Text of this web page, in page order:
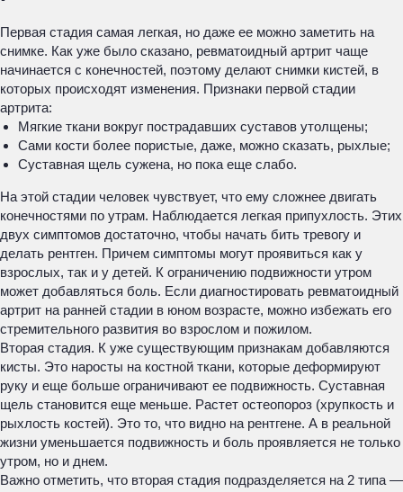
Первая стадия самая легкая, но даже ее можно заметить на
снимке. Как уже было сказано, ревматоидный артрит чаще
начинается с конечностей, поэтому делают снимки кистей, в
которых происходят изменения. Признаки первой стадии
артрита:
Мягкие ткани вокруг пострадавших суставов утолщены;
Сами кости более пористые, даже, можно сказать, рыхлые;
Суставная щель сужена, но пока еще слабо.
На этой стадии человек чувствует, что ему сложнее двигать
конечностями по утрам. Наблюдается легкая припухлость. Этих
двух симптомов достаточно, чтобы начать бить тревогу и
делать рентген. Причем симптомы могут проявиться как у
взрослых, так и у детей. К ограничению подвижности утром
может добавляться боль. Если диагностировать ревматоидный
артрит на ранней стадии в юном возрасте, можно избежать его
стремительного развития во взрослом и пожилом.
Вторая стадия. К уже существующим признакам добавляются
кисты. Это наросты на костной ткани, которые деформируют
руку и еще больше ограничивают ее подвижность. Суставная
щель становится еще меньше. Растет остеопороз (хрупкость и
рыхлость костей). Это то, что видно на рентгене. А в реальной
жизни уменьшается подвижность и боль проявляется не только
утром, но и днем.
Важно отметить, что вторая стадия подразделяется на 2 типа —